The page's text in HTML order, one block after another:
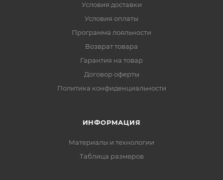
Условия доставки
Условия оплаты
Программа лояльности
Возврат товара
Гарантия на товар
Договор оферты
Политика конфиденциальности
ИНФОРМАЦИЯ
Материалы и технологии
Таблица размеров